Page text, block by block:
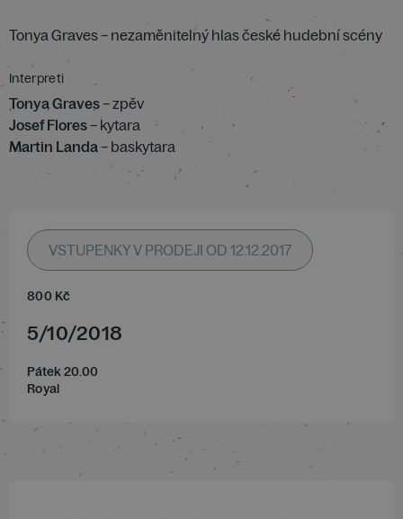
Tonya Graves – nezaměnitelný hlas české hudební scény
Interpreti
Tonya Graves– zpěv
Josef Flores– kytara
Martin Landa– baskytara
VSTUPENKY V PRODEJI OD 12.12.2017
800 Kč
5/10/2018
Pátek 20.00
Royal